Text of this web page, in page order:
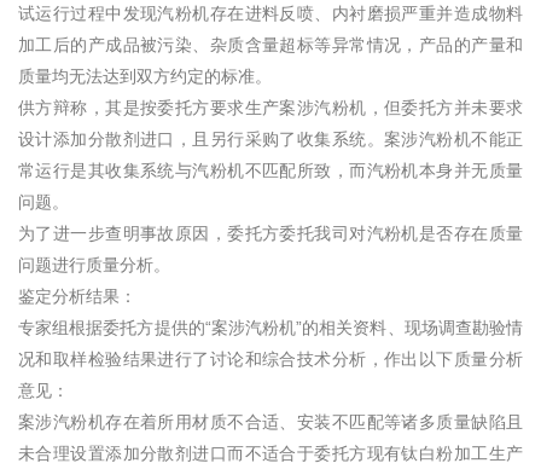
试运行过程中发现汽粉机存在进料反喷、内衬磨损严重并造成物料
加工后的产成品被污染、杂质含量超标等异常情况，产品的产量和
质量均无法达到双方约定的标准。
供方辩称，其是按委托方要求生产案涉汽粉机，但委托方并未要求
设计添加分散剂进口，且另行采购了收集系统。案涉汽粉机不能正
常运行是其收集系统与汽粉机不匹配所致，而汽粉机本身并无质量
问题。
为了进一步查明事故原因，委托方委托我司对汽粉机是否存在质量
问题进行质量分析。
鉴定分析结果：
专家组根据委托方提供的“案涉汽粉机”的相关资料、现场调查勘验情
况和取样检验结果进行了讨论和综合技术分析，作出以下质量分析
意见：
案涉汽粉机存在着所用材质不合适、安装不匹配等诸多质量缺陷且
未合理设置添加分散剂进口而不适合于委托方现有钛白粉加工生产